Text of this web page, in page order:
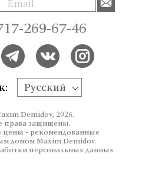
269-67-46
Русский
Demidov, 2026.
права защищены.
цены - рекомендованные
домом Maxim Demidov.
персональных данных